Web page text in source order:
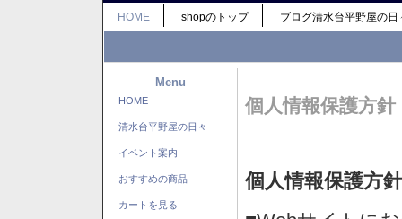
HOME shopのトップ ブログ清水台平野屋の日
Menu
HOME
清水台平野屋の日々
イベント案内
おすすめの商品
カートを見る
個人情報保護方針
個人情報保護方針